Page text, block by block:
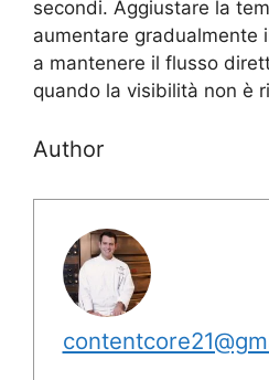
secondi. Aggiustare la
aumentare gradualmente
a mantenere il flusso
quando la visibilità non è
Author